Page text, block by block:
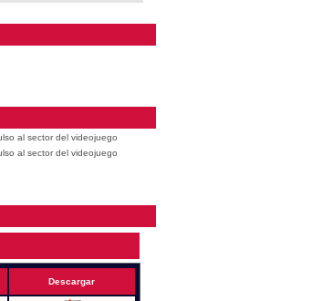
al sector del videojuego
al sector del videojuego
Descargar